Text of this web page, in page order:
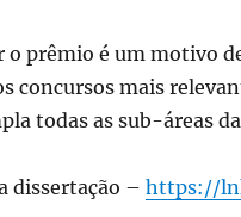
o prêmio é um motivo
concursos mais
todas as sub-áreas
dissertação –https://